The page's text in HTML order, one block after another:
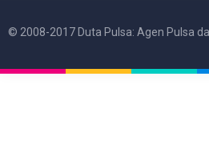
© 2008-2017 Duta Pulsa: Agen Pulsa